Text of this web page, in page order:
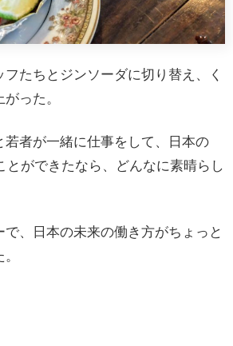
たちとジンソーダに切り替え、く
った。
若者が一緒に仕事をして、日本の
とができたなら、どんなに素晴らし
で、日本の未来の働き方がちょっと